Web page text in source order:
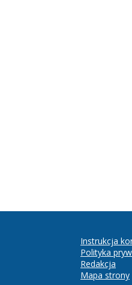
Instrukcja
Polityka
Redakcja
Mapa strony